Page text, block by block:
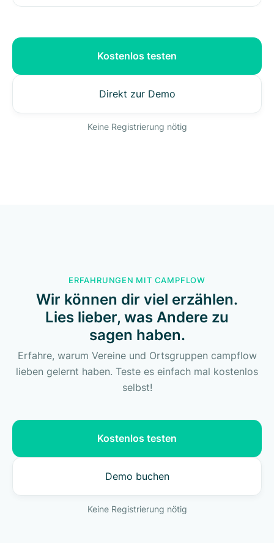
Kostenlos testen
Direkt zur Demo
Keine Registrierung nötig
ERFAHRUNGEN MIT CAMPFLOW
Wir können dir viel erzählen.
Lies lieber, was Andere zu
sagen haben.
Erfahre, warum Vereine und Ortsgruppen campflow
lieben gelernt haben. Teste es einfach mal kostenlos
selbst!
Kostenlos testen
Demo buchen
Keine Registrierung nötig